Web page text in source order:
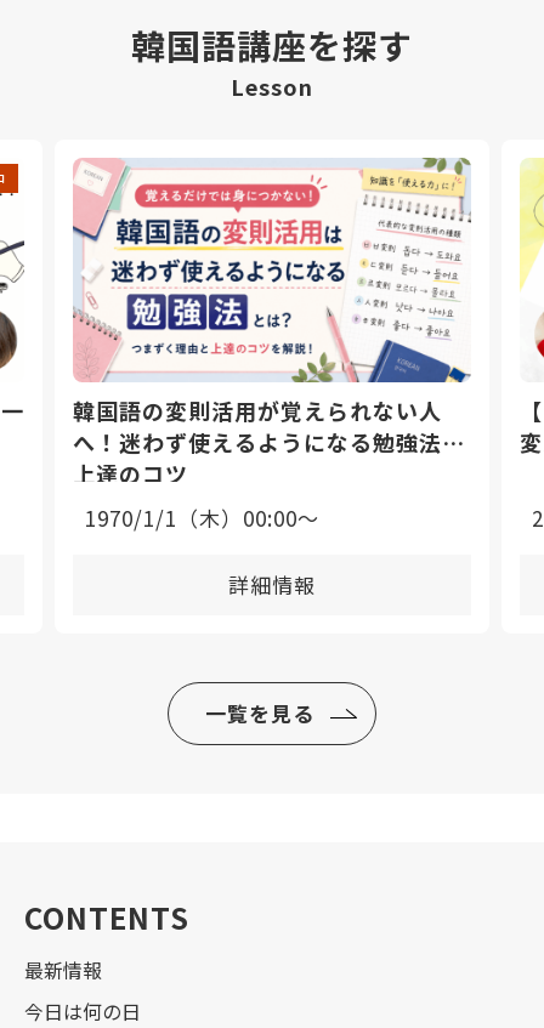
韓国語講座を探す
Lesson
韓国語の変則活用が覚えられない人
へ！迷わず使えるようになる勉強法と
上達のコツ
1970/1/1（木）00:00〜
詳細情報
一覧を見る
CONTENTS
最新情報
今日は何の日